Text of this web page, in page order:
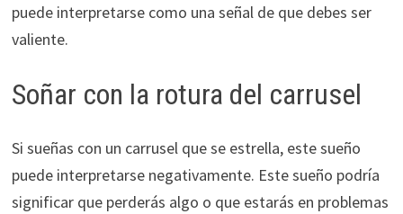
puede interpretarse como una señal de que debes ser
valiente.
Soñar con la rotura del carrusel
Si sueñas con un carrusel que se estrella, este sueño
puede interpretarse negativamente. Este sueño podría
significar que perderás algo o que estarás en problemas